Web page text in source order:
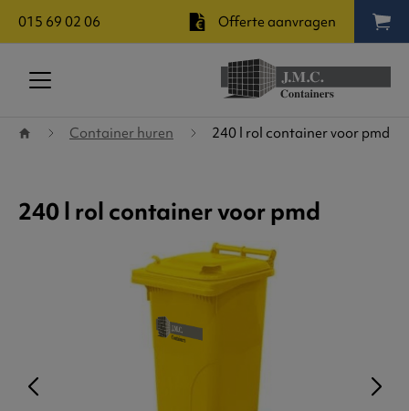
015 69 02 06 Offerte aanvragen
Terug naar startpagina
Container huren 240 l rol container voor pmd
240 l rol container voor pmd